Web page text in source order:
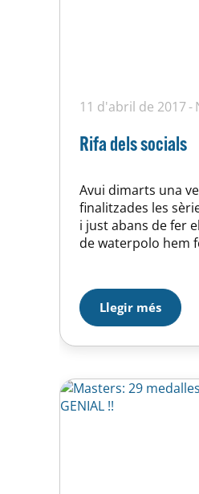
11 d'abril de 2017
Rifa dels socials
Avui dimarts una
finalitzades les
i just abans de fer
de waterpolo hem
Gassol (mare del
Bea Surribas (mare
del Bruno) i la
(mare de la Maria
Llegir més